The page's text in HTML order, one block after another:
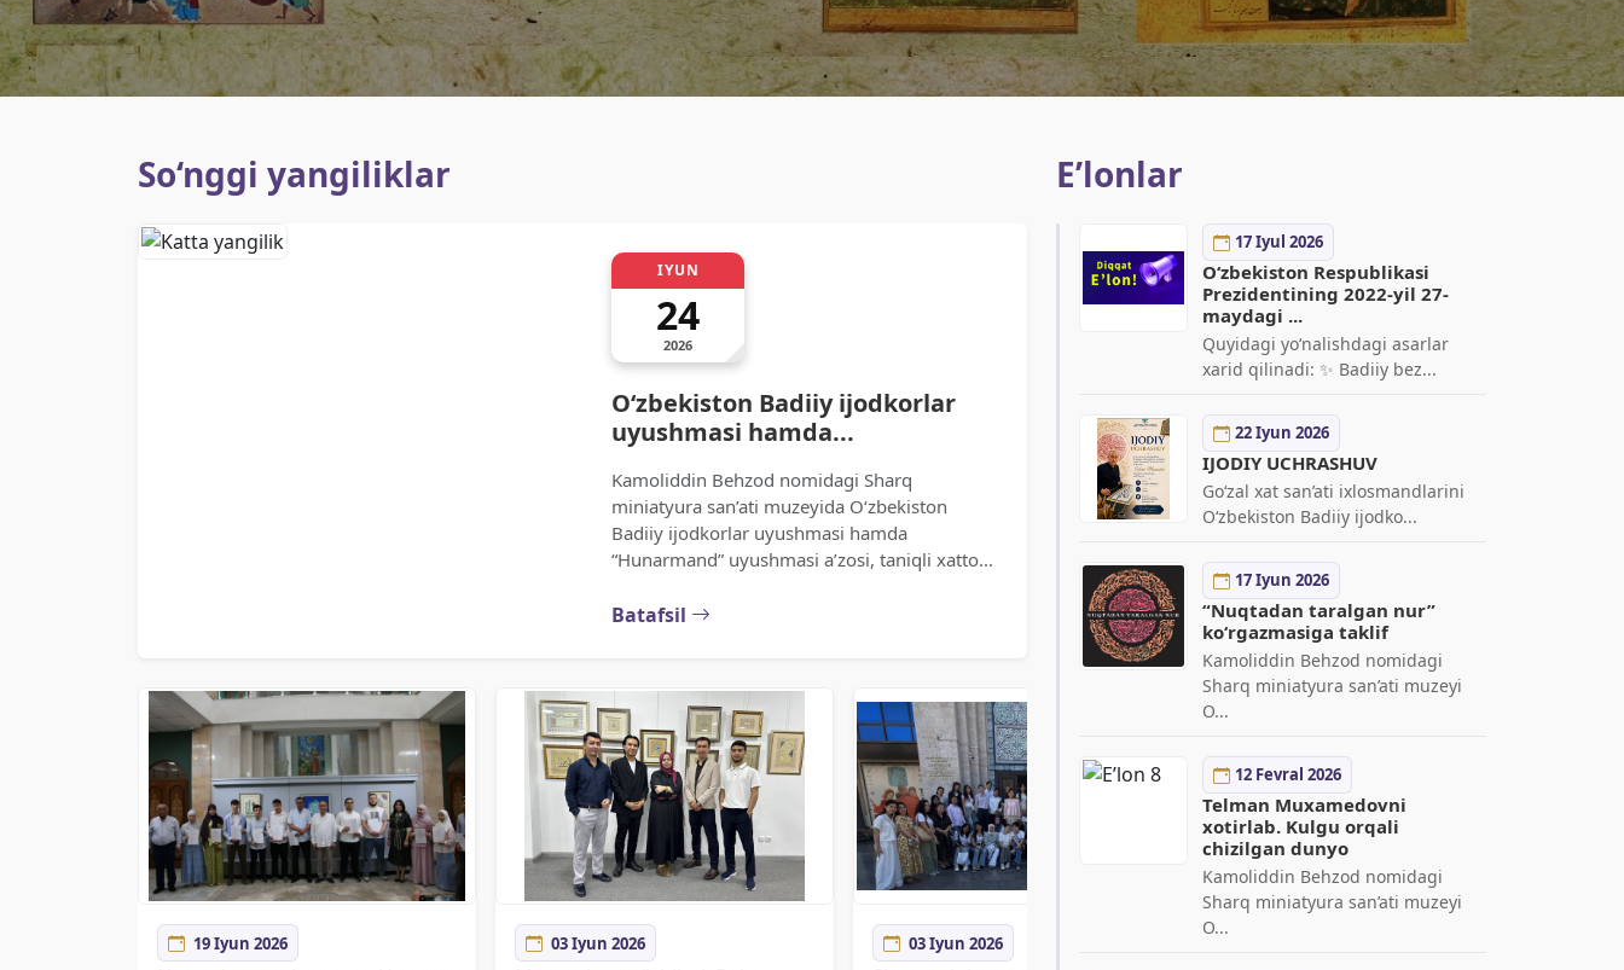
So‘nggi yangiliklar
IYUN
24
2026
O‘zbekiston Badiiy ijodkorlar
uyushmasi hamda...
Kamoliddin Behzod nomidagi Sharq
miniatyura san’ati muzeyida O‘zbekiston
Badiiy ijodkorlar uyushmasi hamda
“Hunarmand” uyushmasi a’zosi, taniqli xatto...
Batafsil
19 Iyun 2026 03 Iyun 2026 03 Iyun 2026
E’lonlar
17 Iyul 2026
O‘zbekiston Respublikasi
Prezidentining 2022-yil 27-
maydagi ...
Quyidagi yo‘nalishdagi asarlar
xarid qilinadi: ✨ Badiiy bez...
22 Iyun 2026
IJODIY UCHRASHUV
Go‘zal xat san’ati ixlosmandlarini
O‘zbekiston Badiiy ijodko...
17 Iyun 2026
“Nuqtadan taralgan nur”
ko‘rgazmasiga taklif
Kamoliddin Behzod nomidagi
Sharq miniatyura san’ati muzeyi
O...
12 Fevral 2026
Telman Muxamedovni
xotirlab. Kulgu orqali
chizilgan dunyo
Kamoliddin Behzod nomidagi
Sharq miniatyura san’ati muzeyi
O...